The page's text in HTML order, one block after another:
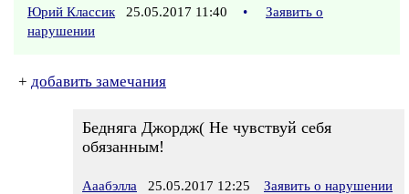
Юрий Классик 25.05.2017 11:40 •
Заявить о
нарушении
+ добавить замечания
Бедняга Джордж( Не чувствуй себя
обязанным!
Ааабэлла 25.05.2017 12:25 Заявить о нарушении